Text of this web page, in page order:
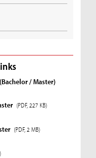
/ Master)
(PDF, 227 KB)
(PDF, 2 MB)